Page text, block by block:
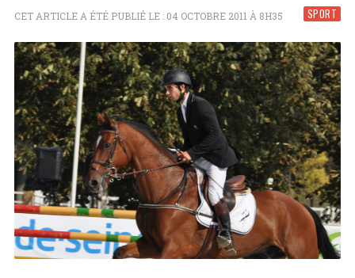
SPORT
CET ARTICLE A ÉTÉ PUBLIÉ LE : 04 OCTOBRE 2011 À 8H35